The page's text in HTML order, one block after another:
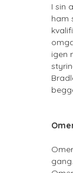
I sin
ham
igen